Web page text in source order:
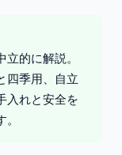
的に解説。
四季用、自立
入れと安全を